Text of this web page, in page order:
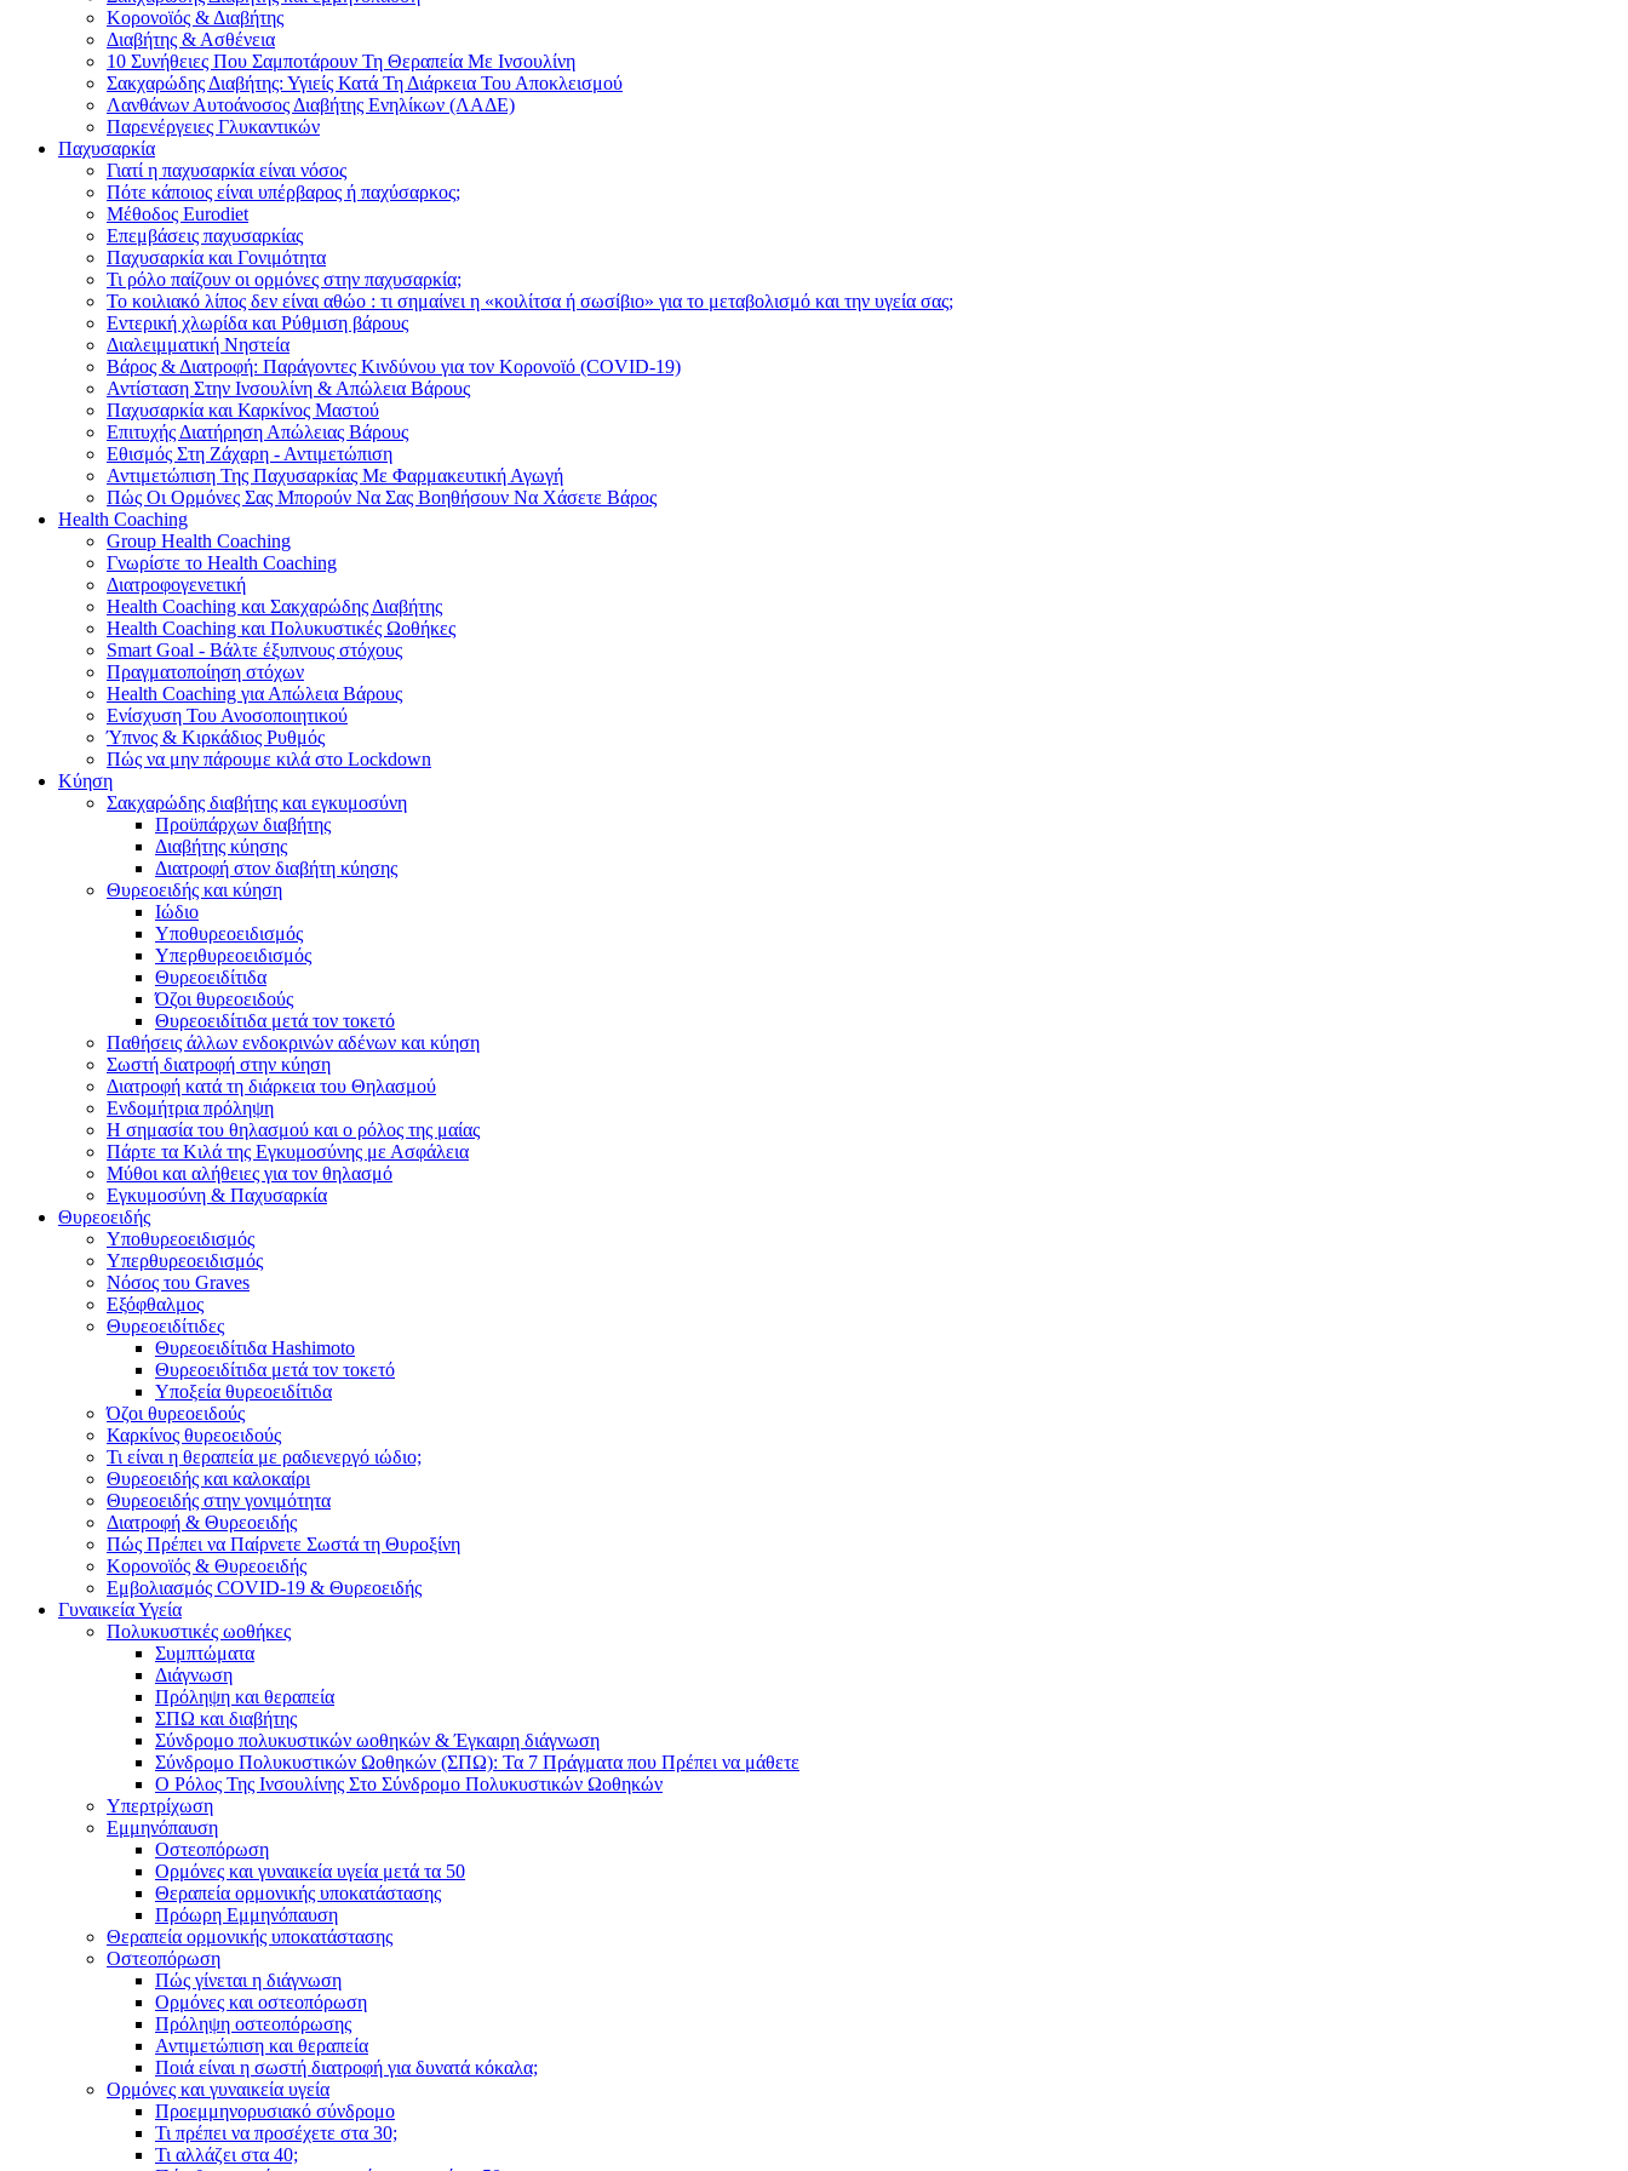
Κορονοϊός & Διαβήτης
Διαβήτης & Ασθένεια
10 Συνήθειες Που Σαμποτάρουν Τη Θεραπεία Με Ινσουλίνη
Σακχαρώδης Διαβήτης: Υγιείς Κατά Τη Διάρκεια Του Αποκλεισμού
Λανθάνων Αυτοάνοσος Διαβήτης Ενηλίκων (ΛΑΔΕ)
Παρενέργειες Γλυκαντικών
Παχυσαρκία
Γιατί η παχυσαρκία είναι νόσος
Πότε κάποιος είναι υπέρβαρος ή παχύσαρκος;
Μέθοδος Eurodiet
Επεμβάσεις παχυσαρκίας
Παχυσαρκία και Γονιμότητα
Τι ρόλο παίζουν οι ορμόνες στην παχυσαρκία;
Το κοιλιακό λίπος δεν είναι αθώο : τι σημαίνει η «κοιλίτσα ή σωσίβιο» για το μεταβολισμό και την υγεία σας;
Εντερική χλωρίδα και Ρύθμιση βάρους
Διαλειμματική Νηστεία
Βάρος & Διατροφή: Παράγοντες Κινδύνου για τον Κορονοϊό (COVID-19)
Αντίσταση Στην Ινσουλίνη & Απώλεια Βάρους
Παχυσαρκία και Καρκίνος Μαστού
Επιτυχής Διατήρηση Απώλειας Βάρους
Εθισμός Στη Ζάχαρη - Αντιμετώπιση
Αντιμετώπιση Της Παχυσαρκίας Με Φαρμακευτική Αγωγή
Πώς Οι Ορμόνες Σας Μπορούν Να Σας Βοηθήσουν Να Χάσετε Βάρος
Health Coaching
Group Health Coaching
Γνωρίστε το Health Coaching
Διατροφογενετική
Health Coaching και Σακχαρώδης Διαβήτης
Health Coaching και Πολυκυστικές Ωοθήκες
Smart Goal - Βάλτε έξυπνους στόχους
Πραγματοποίηση στόχων
Health Coaching για Απώλεια Βάρους
Ενίσχυση Του Ανοσοποιητικού
Ύπνος & Κιρκάδιος Ρυθμός
Πώς να μην πάρουμε κιλά στο Lockdown
Κύηση
Σακχαρώδης διαβήτης και εγκυμοσύνη
Προϋπάρχων διαβήτης
Διαβήτης κύησης
Διατροφή στον διαβήτη κύησης
Θυρεοειδής και κύηση
Ιώδιο
Υποθυρεοειδισμός
Υπερθυρεοειδισμός
Θυρεοειδίτιδα
Όζοι θυρεοειδούς
Θυρεοειδίτιδα μετά τον τοκετό
Παθήσεις άλλων ενδοκρινών αδένων και κύηση
Σωστή διατροφή στην κύηση
Διατροφή κατά τη διάρκεια του Θηλασμού
Ενδομήτρια πρόληψη
Η σημασία του θηλασμού και ο ρόλος της μαίας
Πάρτε τα Κιλά της Εγκυμοσύνης με Ασφάλεια
Μύθοι και αλήθειες για τον θηλασμό
Εγκυμοσύνη & Παχυσαρκία
Θυρεοειδής
Υποθυρεοειδισμός
Υπερθυρεοειδισμός
Νόσος του Graves
Εξόφθαλμος
Θυρεοειδίτιδες
Θυρεοειδίτιδα Hashimoto
Θυρεοειδίτιδα μετά τον τοκετό
Υποξεία θυρεοειδίτιδα
Όζοι θυρεοειδούς
Καρκίνος θυρεοειδούς
Τι είναι η θεραπεία με ραδιενεργό ιώδιο;
Θυρεοειδής και καλοκαίρι
Θυρεοειδής στην γονιμότητα
Διατροφή & Θυρεοειδής
Πώς Πρέπει να Παίρνετε Σωστά τη Θυροξίνη
Κορονοϊός & Θυρεοειδής
Εμβολιασμός COVID-19 & Θυρεοειδής
Γυναικεία Υγεία
Πολυκυστικές ωοθήκες
Συμπτώματα
Διάγνωση
Πρόληψη και θεραπεία
ΣΠΩ και διαβήτης
Σύνδρομο πολυκυστικών ωοθηκών & Έγκαιρη διάγνωση
Σύνδρομο Πολυκυστικών Ωοθηκών (ΣΠΩ): Τα 7 Πράγματα που Πρέπει να μάθετε
Ο Ρόλος Της Ινσουλίνης Στο Σύνδρομο Πολυκυστικών Ωοθηκών
Υπερτρίχωση
Εμμηνόπαυση
Οστεοπόρωση
Ορμόνες και γυναικεία υγεία μετά τα 50
Θεραπεία ορμονικής υποκατάστασης
Πρόωρη Εμμηνόπαυση
Θεραπεία ορμονικής υποκατάστασης
Οστεοπόρωση
Πώς γίνεται η διάγνωση
Ορμόνες και οστεοπόρωση
Πρόληψη οστεοπόρωσης
Αντιμετώπιση και θεραπεία
Ποιά είναι η σωστή διατροφή για δυνατά κόκαλα;
Ορμόνες και γυναικεία υγεία
Προεμμηνορυσιακό σύνδρομο
Τι πρέπει να προσέχετε στα 30;
Τι αλλάζει στα 40;